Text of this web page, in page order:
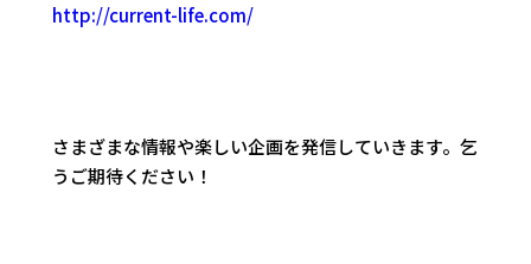
http://current-life.com/
さまざまな情報や楽しい企画を発信していきます。乞
うご期待ください！